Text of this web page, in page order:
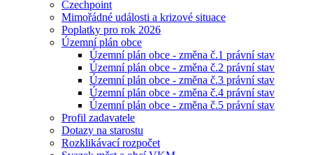
Czechpoint
Mimořádné události a krizové situace
Poplatky pro rok 2026
Územní plán obce
Územní plán obce - změna č.1 právní stav
Územní plán obce - změna č.2 právní stav
Územní plán obce - změna č.3 právní stav
Územní plán obce - změna č.4 právní stav
Územní plán obce - změna č.5 právní stav
Profil zadavatele
Dotazy na starostu
Rozklikávací rozpočet